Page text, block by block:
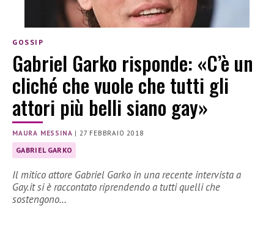
GOSSIP
Gabriel Garko risponde: «C’è un
cliché che vuole che tutti gli
attori più belli siano gay»
MAURA MESSINA | 27 FEBBRAIO 2018
GABRIEL GARKO
Il mitico attore Gabriel Garko in una recente intervista a
Gay.it si è raccontato riprendendo a tutti quelli che
sostengono…